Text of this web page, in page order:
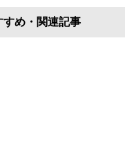
すめ・関連記事